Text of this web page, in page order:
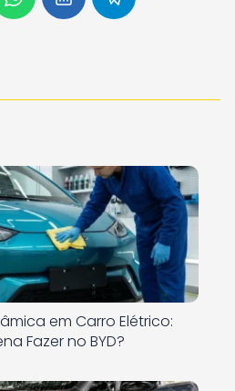
em Carro Elétrico:
Fazer no BYD?